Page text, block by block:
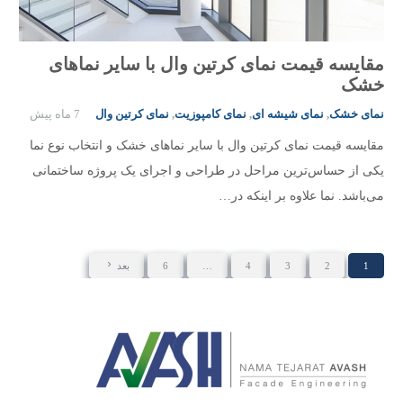
مقایسه قیمت نمای کرتین وال با سایر نماهای
خشک
نمای خشک, نمای شیشه ای, نمای کامپوزیت, نمای کرتین وال 7 ماه پیش
مقایسه قیمت نمای کرتین وال با سایر نماهای خشک و انتخاب نوع نما
یکی از حساس‌ترین مراحل در طراحی و اجرای یک پروژه ساختمانی
می‌باشد. نما علاوه بر اینکه در…
1
2
3
4
6 بعد